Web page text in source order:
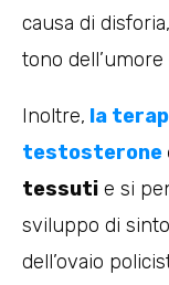
causa di
tono
Inoltre, la
testosterone
tessuti e si
sviluppo di
dell’ovaio